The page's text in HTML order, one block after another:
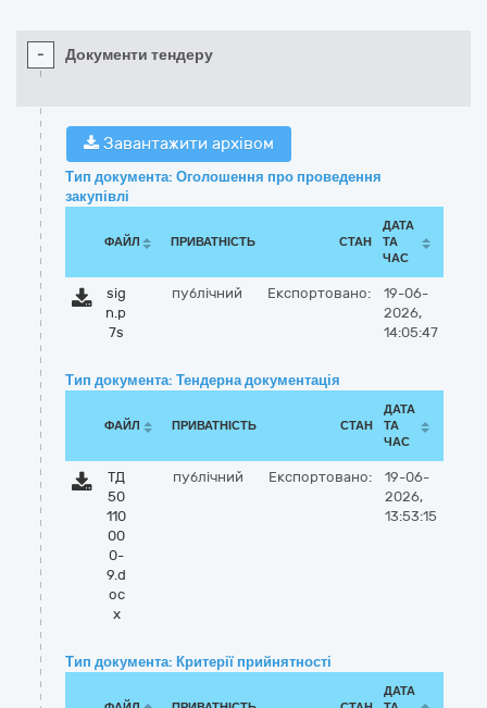
- Документи тендеру
Завантажити архівом
Тип документа: Оголошення про проведення
закупівлі
ФАЙЛ ПРИВАТНІСТЬ СТАН
ДАТА
ТА
ЧАС
sig
n.p
7s
публічний Експортовано:
19-06-
2026,
14:05:47
Тип документа: Тендерна документація
ФАЙЛ ПРИВАТНІСТЬ СТАН
ДАТА
ТА
ЧАС
ТД
50
110
00
0-
9.d
oc
x
публічний Експортовано:
19-06-
2026,
13:53:15
Тип документа: Критерії прийнятності
ДАТА